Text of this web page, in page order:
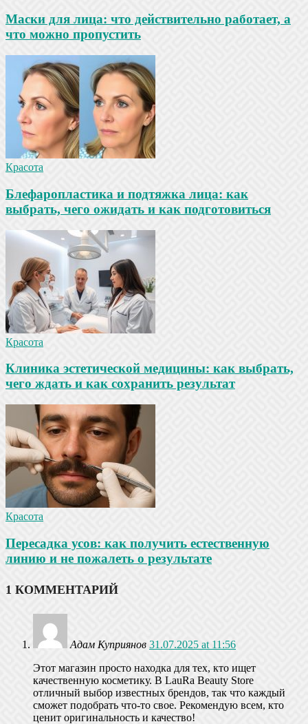
Маски для лица: что действительно работает, а
что можно пропустить
Красота
Блефаропластика и подтяжка лица: как
выбрать, чего ожидать и как подготовиться
Красота
Клиника эстетической медицины: как выбрать,
чего ждать и как сохранить результат
Красота
Пересадка усов: как получить естественную
линию и не пожалеть о результате
1 КОММЕНТАРИЙ
Адам Куприянов 31.07.2025 at 11:56
Этот магазин просто находка для тех, кто ищет
качественную косметику. В LauRa Beauty Store
отличный выбор известных брендов, так что каждый
сможет подобрать что-то свое. Рекомендую всем, кто
ценит оригинальность и качество!